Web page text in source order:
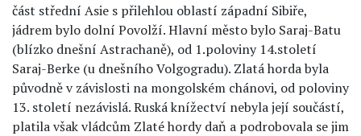
část střední Asie s přilehlou oblastí západní Sibiře,
jádrem bylo dolní Povolží. Hlavní město bylo Saraj-Batu
(blízko dnešní Astrachaně), od 1.poloviny 14.století
Saraj-Berke (u dnešního Volgogradu). Zlatá horda byla
původně v závislosti na mongolském chánovi, od poloviny
13. století nezávislá. Ruská knížectví nebyla její součástí,
platila však vládcům Zlaté hordy daň a podrobovala se jim